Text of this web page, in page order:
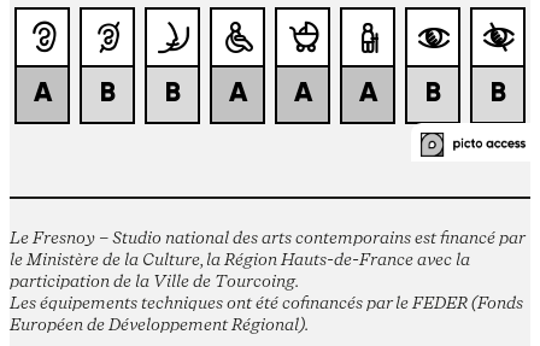
Le Fresnoy – Studio national des arts contemporains est financé par
le Ministère de la Culture, la Région Hauts-de-France avec la
participation de la Ville de Tourcoing.
Les équipements techniques ont été cofinancés par le FEDER (Fonds
Européen de Développement Régional).